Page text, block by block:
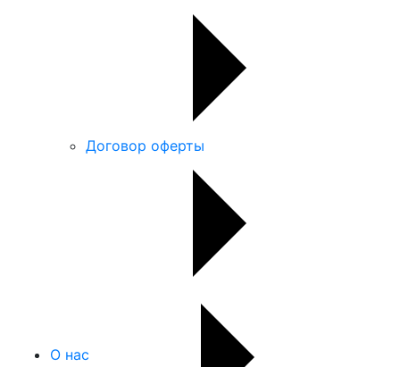
Договор оферты
О нас